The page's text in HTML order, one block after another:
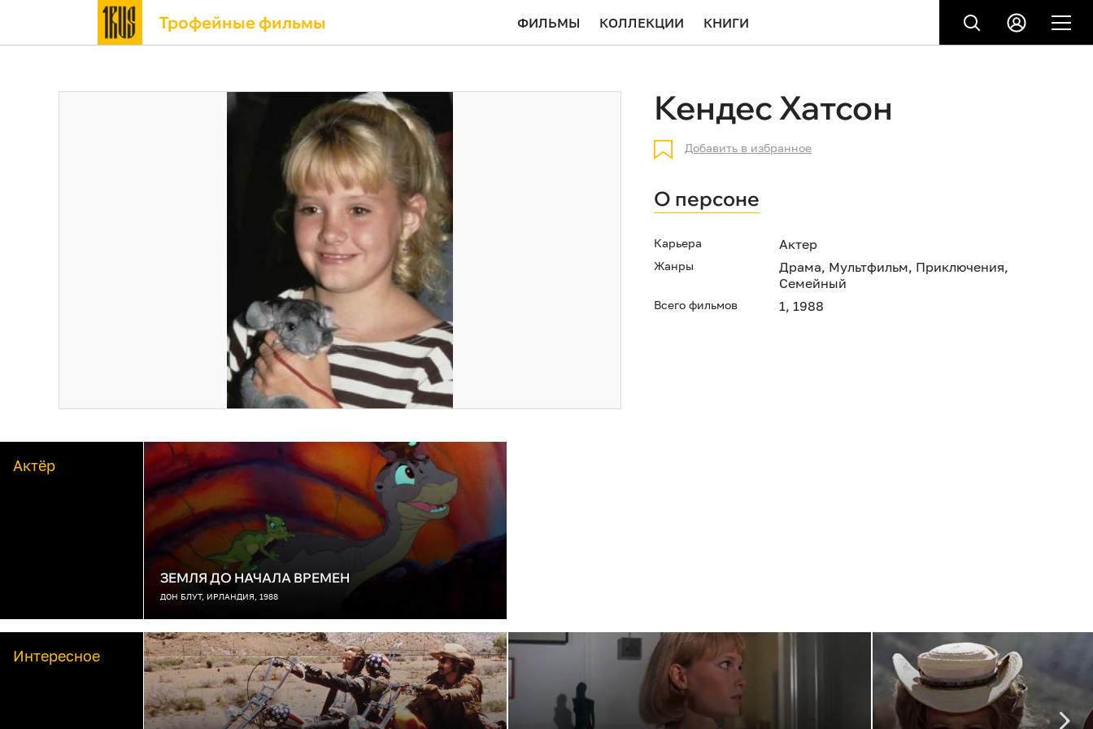
Трофейные фильмы ФИЛЬМЫ КОЛЛЕКЦИИ КНИГИ
Кендес Хатсон
Добавить в избранное
О персоне
Карьера Актер
Жанры Драма, Мультфильм, Приключения,
Семейный
Всего фильмов 1, 1988
Актёр
ЗЕМЛЯ ДО НАЧАЛА ВРЕМЕН
ДОН БЛУТ, ИРЛАНДИЯ, 1988
Интересное